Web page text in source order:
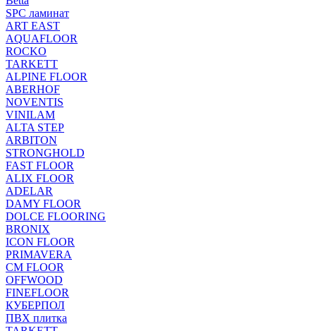
SPC ламинат
ART EAST
AQUAFLOOR
ROCKO
TARKETT
ALPINE FLOOR
ABERHOF
NOVENTIS
VINILAM
ALTA STEP
ARBITON
STRONGHOLD
FAST FLOOR
ALIX FLOOR
ADELAR
DAMY FLOOR
DOLCE FLOORING
BRONIX
ICON FLOOR
PRIMAVERA
CM FLOOR
OFFWOOD
FINEFLOOR
КУБЕРПОЛ
ПВХ плитка